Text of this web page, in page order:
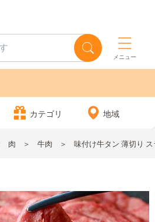
メニュー
カテゴリ 地域
肉 牛肉 味付け牛タン 薄切り